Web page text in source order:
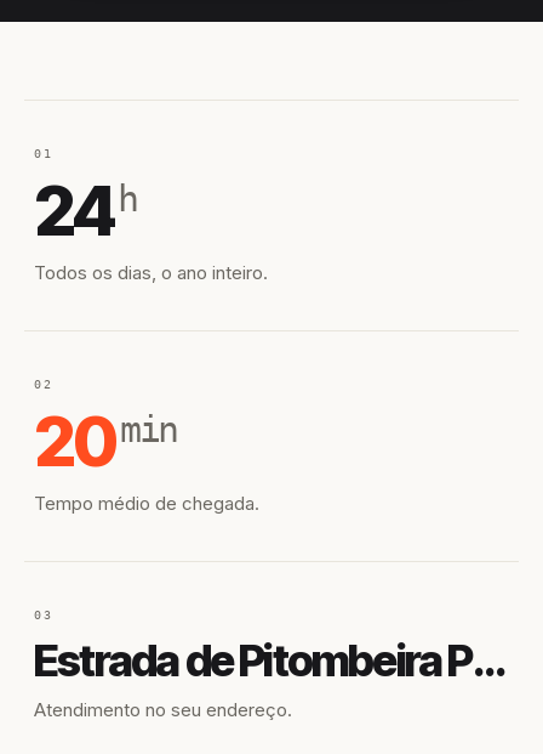
01
24 h
Todos os dias, o ano inteiro.
02
20min
Tempo médio de chegada.
03
Estrada de Pitombeira Pará Návio
Atendimento no seu endereço.